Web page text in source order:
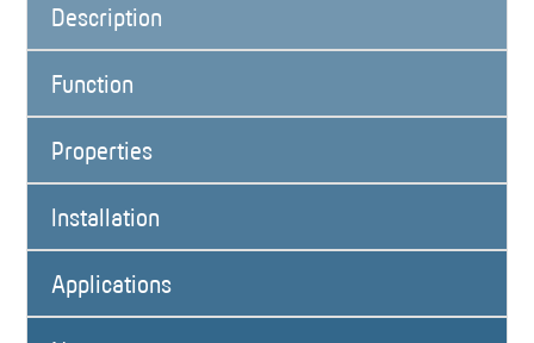
Description
Function
Properties
Installation
Applications